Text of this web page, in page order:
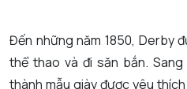
Đến những năm 1850, Derby
thể thao và đi săn bắn.
thành mẫu giày được yêu